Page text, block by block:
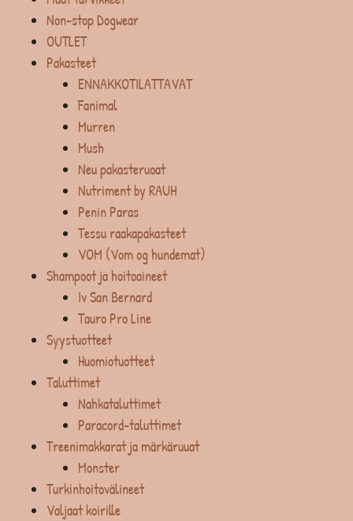
Non-stop Dogwear
OUTLET
Pakasteet
ENNAKKOTILATTAVAT
Fanimal
Murren
Mush
Neu pakasteruoat
Nutriment by RAUH
Penin Paras
Tessu raakapakasteet
VOM (Vom og hundemat)
Shampoot ja hoitoaineet
Iv San Bernard
Tauro Pro Line
Syystuotteet
Huomiotuotteet
Taluttimet
Nahkataluttimet
Paracord-taluttimet
Treenimakkarat ja märkäruuat
Monster
Turkinhoitovälineet
Valjaat koirille